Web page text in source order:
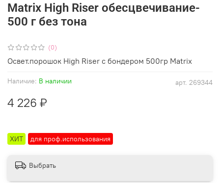
(0)
арт. 269344
Наличие: В наличии
ХИТ для проф.использования
Matrix High Riser обесцвечивание-
500 г без тона
4 226 ₽
Освет.порошок High Riser с бондером 500гр Matrix
Выбрать